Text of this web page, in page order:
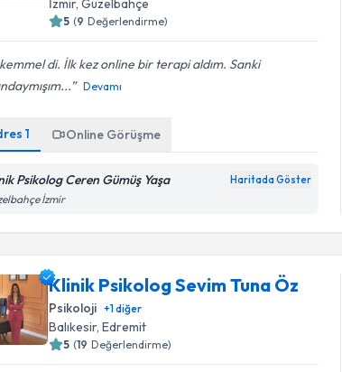
5 (9 Değerlendirme)
di. İlk kez online bir terapi aldım. Sanki
Devamı
1 Online Görüşme
Psikolog Ceren Gümüş Yaşa Haritada Göster
İzmir
Klinik Psikolog Sevim Tuna Öz
Psikoloji +1diğer
Balıkesir, Edremit
5 (19 Değerlendirme)